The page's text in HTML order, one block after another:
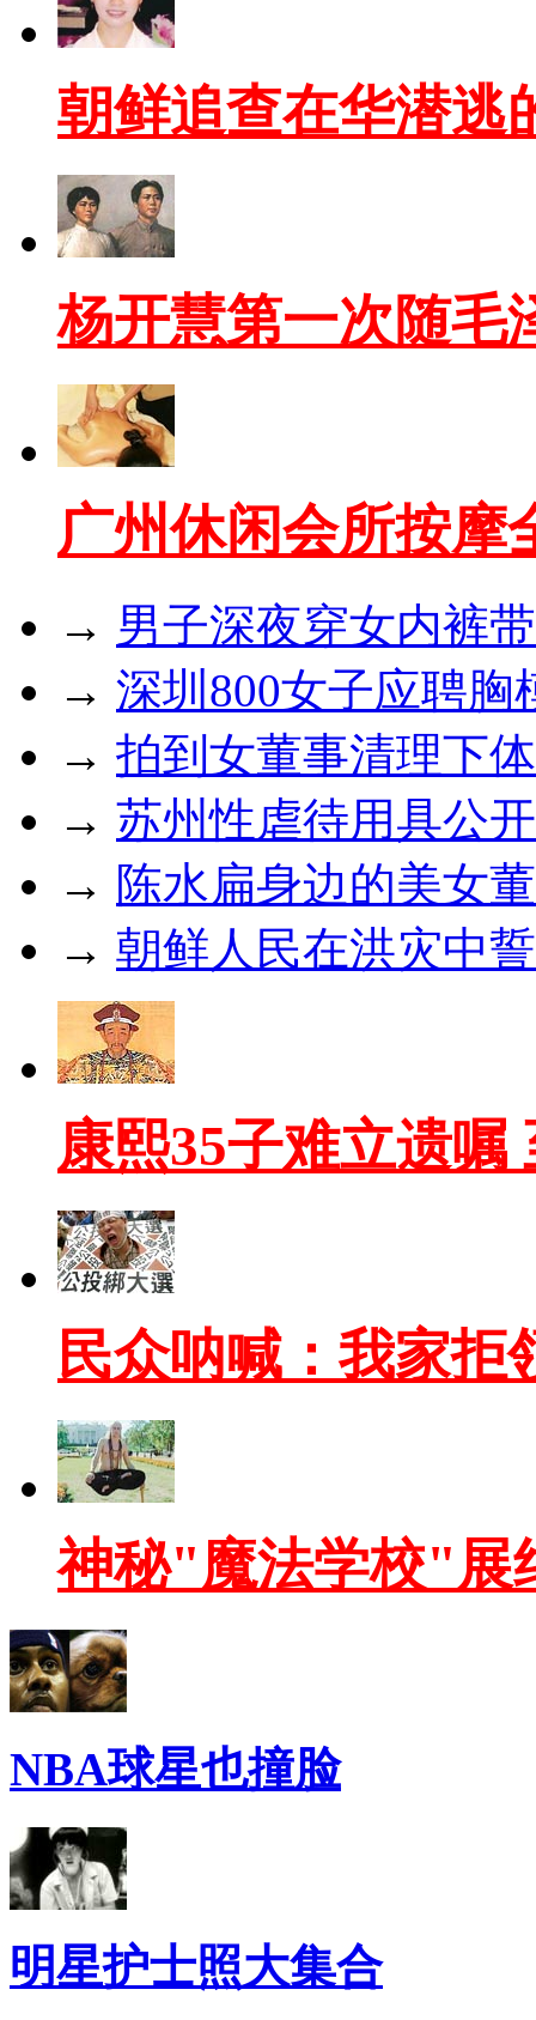
朝鲜追查在华潜逃
杨开慧第一次随毛
广州休闲会所按摩
→ 男子深夜穿女内裤
→ 深圳800女子应聘
→ 拍到女董事清理下
→ 苏州性虐待用具公
→ 陈水扁身边的美女
→ 朝鲜人民在洪灾中
康熙35子难立遗嘱
民众呐喊：我家拒
神秘"魔法学校"
NBA球星也撞脸
明星护士照大集合